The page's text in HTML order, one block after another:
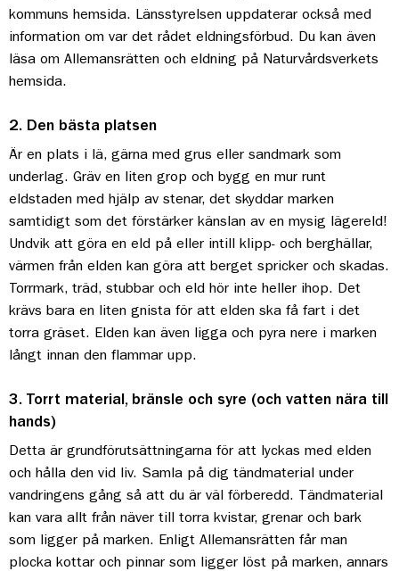
kommuns hemsida. Länsstyrelsen uppdaterar också med
information om var det rådet eldningsförbud. Du kan även
läsa om Allemansrätten och eldning på Naturvårdsverkets
hemsida.
2. Den bästa platsen
Är en plats i lä, gärna med grus eller sandmark som
underlag. Gräv en liten grop och bygg en mur runt
eldstaden med hjälp av stenar, det skyddar marken
samtidigt som det förstärker känslan av en mysig lägereld!
Undvik att göra en eld på eller intill klipp- och berghällar,
värmen från elden kan göra att berget spricker och skadas.
Torrmark, träd, stubbar och eld hör inte heller ihop. Det
krävs bara en liten gnista för att elden ska få fart i det
torra gräset. Elden kan även ligga och pyra nere i marken
långt innan den flammar upp.
3. Torrt material, bränsle och syre (och vatten nära till
hands)
Detta är grundförutsättningarna för att lyckas med elden
och hålla den vid liv. Samla på dig tändmaterial under
vandringens gång så att du är väl förberedd. Tändmaterial
kan vara allt från näver till torra kvistar, grenar och bark
som ligger på marken. Enligt Allemansrätten får man
plocka kottar och pinnar som ligger löst på marken, annars